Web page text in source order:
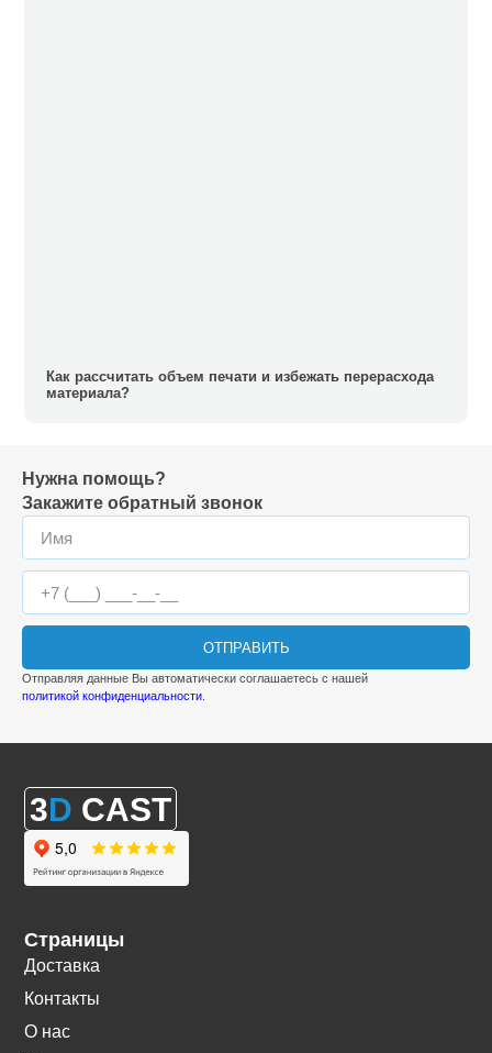
Как рассчитать объем печати и избежать перерасхода
материала?
Нужна помощь?
Закажите обратный звонок
ОТПРАВИТЬ
Отправляя данные Вы автоматически соглашаетесь с нашей
политикой конфиденциальности.
3D CAST
Страницы
Доставка
Контакты
О нас